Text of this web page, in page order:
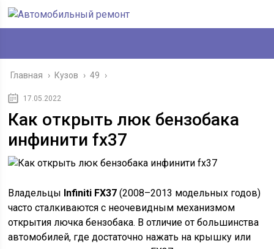
Главная › Кузов › 49 ›
17.05.2022
Как открыть люк бензобака
инфинити fx37
Владельцы Infiniti FX37 (2008–2013 модельных годов)
часто сталкиваются с неочевидным механизмом
открытия лючка бензобака. В отличие от большинства
автомобилей, где достаточно нажать на крышку или